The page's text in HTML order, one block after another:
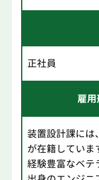
正社員
雇
装置設計課には
が在籍していま
経験豊富なベテ